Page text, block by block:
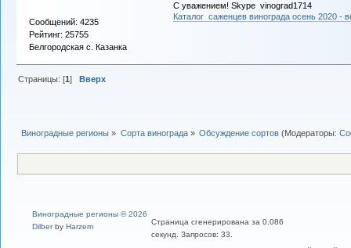
Сообщений: 4235
Рейтинг: 25755
Белгородская с. Казанка
С уважением! Skype vinograd1714
Каталог саженцев винограда осень 2020 -
Страницы: [1]Вверх
Виноградные регионы » Сорта винограда» Обсуждение сортов(Модераторы:
Виноградные регионы © 2026
Dilberby Harzem
Страница сгенерирована за 0.086
секунд. Запросов: 33.